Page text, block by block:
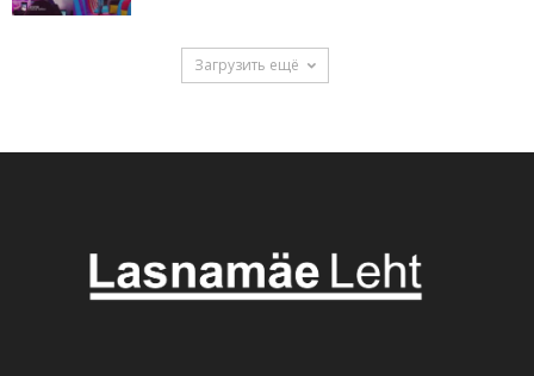
Загрузить ещё